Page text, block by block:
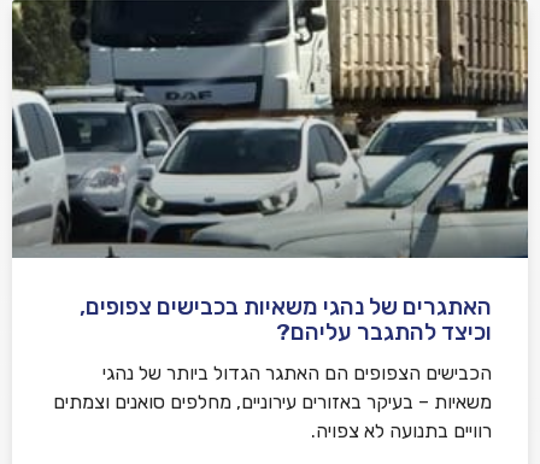
האתגרים של נהגי משאיות בכבישים צפופים,
וכיצד להתגבר עליהם?
הכבישים הצפופים הם האתגר הגדול ביותר של נהגי
משאיות – בעיקר באזורים עירוניים, מחלפים סואנים וצמתים
רוויים בתנועה לא צפויה.